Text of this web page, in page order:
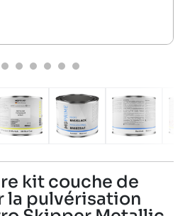
kit couche de
la pulvérisation